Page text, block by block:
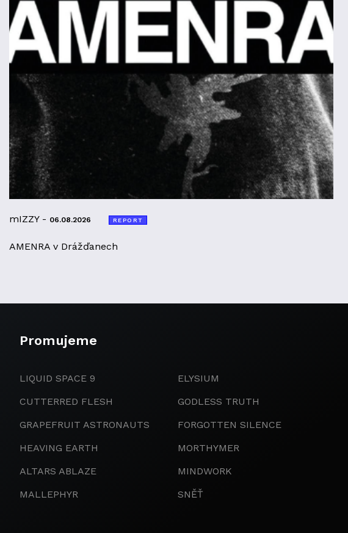
mIZZY - 06.08.2026 REPORT
AMENRA v Drážďanech
Promujeme
LIQUID SPACE 9
CUTTERRED FLESH
GRAPEFRUIT ASTRONAUTS
HEAVING EARTH
ALTARS ABLAZE
MALLEPHYR
ELYSIUM
GODLESS TRUTH
FORGOTTEN SILENCE
MORTHYMER
MINDWORK
SNĚŤ